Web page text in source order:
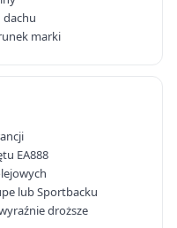
dachu
marki
EA888
lub Sportbacku
droższe